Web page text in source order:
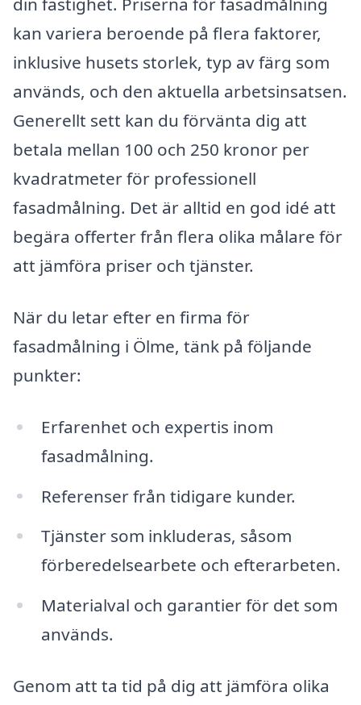
kan variera beroende på flera faktorer,
inklusive husets storlek, typ av färg som
används, och den aktuella arbetsinsatsen.
Generellt sett kan du förvänta dig att
betala mellan 100 och 250 kronor per
kvadratmeter för professionell
fasadmålning. Det är alltid en god idé att
begära offerter från flera olika målare för
att jämföra priser och tjänster.
När du letar efter en firma för
fasadmålning i Ölme, tänk på följande
punkter:
Erfarenhet och expertis inom
fasadmålning.
Referenser från tidigare kunder.
Tjänster som inkluderas, såsom
förberedelsearbete och efterarbeten.
Materialval och garantier för det som
används.
Genom att ta tid på dig att jämföra olika